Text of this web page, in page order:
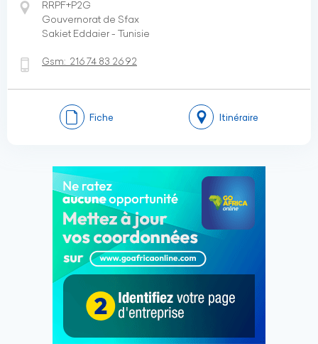
RRPF+P2G
Gouvernorat de Sfax
Sakiet Eddaier - Tunisie
Gsm: 216 74 83 26 92
Fiche Itinéraire